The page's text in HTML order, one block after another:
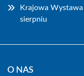
Krajowa
sierpniu
O NAS